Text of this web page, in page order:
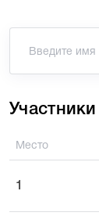
Участники
Место
1